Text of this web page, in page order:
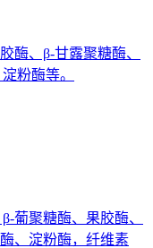
酶、β-甘露聚糖酶、
粉酶等。
葡聚糖酶、果胶酶、
、淀粉酶，纤维素